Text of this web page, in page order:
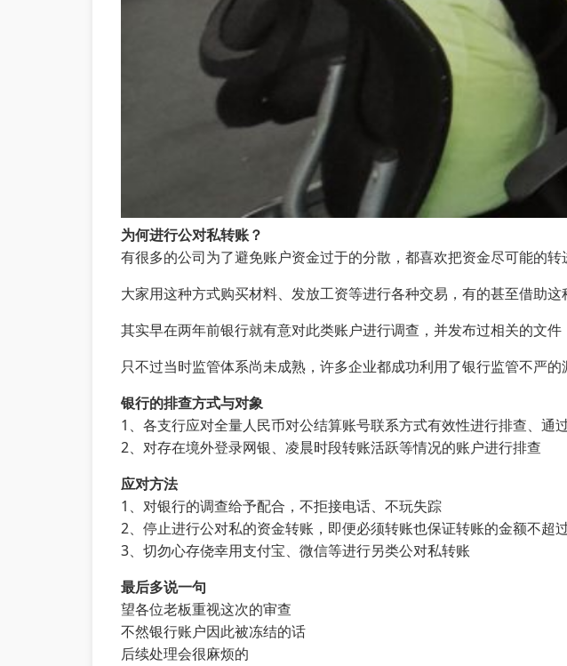
为何进行公对私转账？
有很多的公司为了避免账户资金过于的分散，都喜欢把资金尽可能的
大家用这种方式购买材料、发放工资等进行各种交易，有的甚至借助
其实早在两年前银行就有意对此类账户进行调查，并发布过相关的文件
只不过当时监管体系尚未成熟，许多企业都成功利用了银行监管不严
银行的排查方式与对象
1、各支行应对全量人民币对公结算账号联系方式有效性进行排查、
2、对存在境外登录网银、凌晨时段转账活跃等情况的账户进行排查
应对方法
1、对银行的调查给予配合，不拒接电话、不玩失踪
2、停止进行公对私的资金转账，即便必须转账也保证转账的金额不超
3、切勿心存侥幸用支付宝、微信等进行另类公对私转账
最后多说一句
望各位老板重视这次的审查
不然银行账户因此被冻结的话
后续处理会很麻烦的